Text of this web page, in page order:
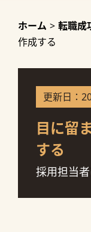
ホーム > 転職成
作成する
更新日：
目に留
する
採用担当